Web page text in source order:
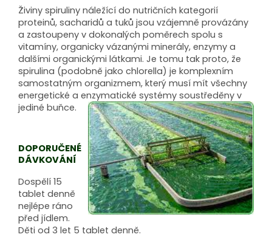
Živiny spiruliny náležící do nutričních kategorií
proteinů, sacharidů a tuků jsou vzájemně provázány
a zastoupeny v dokonalých poměrech spolu s
vitamíny, organicky vázanými minerály, enzymy a
dalšími organickými látkami. Je tomu tak proto, že
spirulina (podobně jako chlorella) je komplexním
samostatným organizmem, který musí mít všechny
energetické a enzymatické systémy soustředěny v
jediné buňce.
DOPORUČENÉ
DÁVKOVÁNÍ
Dospělí 15
tablet denně
nejlépe ráno
před jídlem.
Děti od 3 let 5 tablet denně.